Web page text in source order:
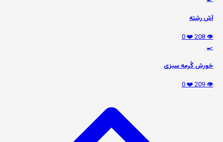
آش رشته
👁️ 208
❤️ 0
🍳
خورش گُرمه سبزی
👁️ 209
❤️ 0